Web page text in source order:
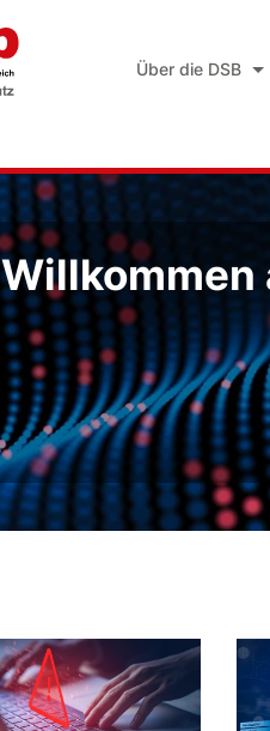
Über die DSB
Willkommen